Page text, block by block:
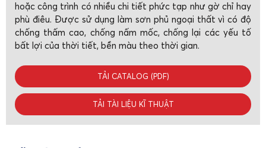
hoặc công trình có nhiều chi tiết phức tạp như gờ chỉ hay
phù điêu. Được sử dụng làm sơn phủ ngoại thất vì có độ
chống thấm cao, chống nấm mốc, chống lại các yếu tố
bất lợi của thời tiết, bền màu theo thời gian.
TẢI CATALOG (PDF)
TẢI TÀI LIỆU KĨ THUẬT